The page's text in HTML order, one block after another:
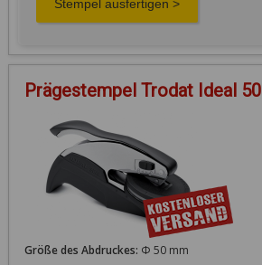
Prägestempel Trodat Ideal 50
Größe des Abdruckes: Φ 50 mm